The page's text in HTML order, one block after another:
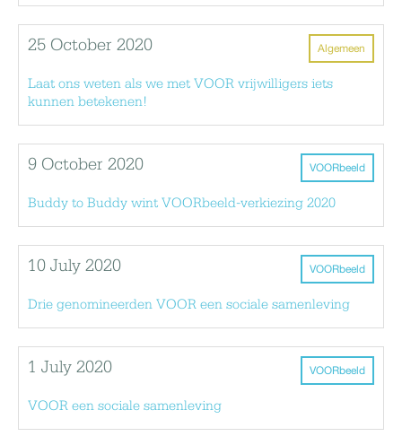
Algemeen
25 October 2020
Laat ons weten als we met VOOR vrijwilligers iets
kunnen betekenen!
VOORbeeld
9 October 2020
Buddy to Buddy wint VOORbeeld-verkiezing 2020
VOORbeeld
10 July 2020
Drie genomineerden VOOR een sociale samenleving
VOORbeeld
1 July 2020
VOOR een sociale samenleving